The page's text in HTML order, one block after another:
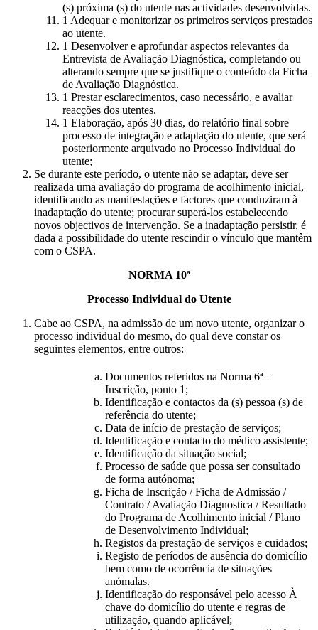
(s) próxima (s) do utente nas actividades desenvolvidas.
Adequar e monitorizar os primeiros serviços prestados
ao utente.
Desenvolver e aprofundar aspectos relevantes da
Entrevista de Avaliação Diagnóstica, completando ou
alterando sempre que se justifique o conteúdo da Ficha
de Avaliação Diagnóstica.
Prestar esclarecimentos, caso necessário, e avaliar
reacções dos utentes.
Elaboração, após 30 dias, do relatório final sobre
processo de integração e adaptação do utente, que será
posteriormente arquivado no Processo Individual do
utente;
Se durante este período, o utente não se adaptar, deve ser
realizada uma avaliação do programa de acolhimento inicial,
identificando as manifestações e factores que conduziram à
inadaptação do utente; procurar superá-los estabelecendo
novos objectivos de intervenção. Se a inadaptação persistir, é
dada a possibilidade do utente rescindir o vínculo que mantêm
com o CSPA.
NORMA 10ª
Processo Individual do Utente
Cabe ao CSPA, na admissão de um novo utente, organizar o
processo individual do mesmo, do qual deve constar os
seguintes elementos, entre outros:
Documentos referidos na Norma 6ª –
Inscrição, ponto 1;
Identificação e contactos da (s) pessoa (s) de
referência do utente;
Data de início de prestação de serviços;
Identificação e contacto do médico assistente;
Identificação da situação social;
Processo de saúde que possa ser consultado
de forma autónoma;
Ficha de Inscrição / Ficha de Admissão /
Contrato / Avaliação Diagnostica / Resultado
do Programa de Acolhimento inicial / Plano
de Desenvolvimento Individual;
Registos da prestação de serviços e cuidados;
Registo de períodos de ausência do domicílio
bem como de ocorrência de situações
anómalas.
Identificação do responsável pelo acesso À
chave do domicílio do utente e regras de
utilização, quando aplicável;